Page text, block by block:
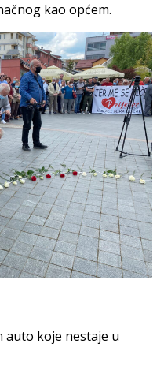
kao općem.
koje nestaje u